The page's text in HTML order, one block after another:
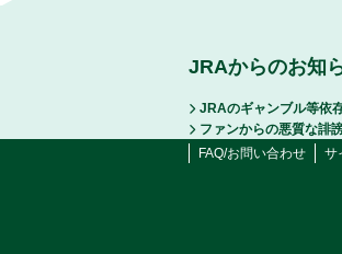
JRAからのお知
JRAのギャンブル等依
ファンからの悪質な誹
FAQ/お問い合わせ
サ